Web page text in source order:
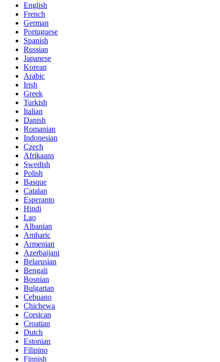
English
French
German
Portuguese
Spanish
Russian
Japanese
Korean
Arabic
Irish
Greek
Turkish
Italian
Danish
Romanian
Indonesian
Czech
Afrikaans
Swedish
Polish
Basque
Catalan
Esperanto
Hindi
Lao
Albanian
Amharic
Armenian
Azerbaijani
Belarusian
Bengali
Bosnian
Bulgarian
Cebuano
Chichewa
Corsican
Croatian
Dutch
Estonian
Filipino
Finnish